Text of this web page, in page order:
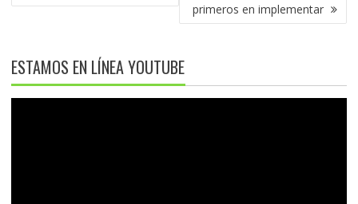
primeros en implementar
ESTAMOS EN LÍNEA YOUTUBE